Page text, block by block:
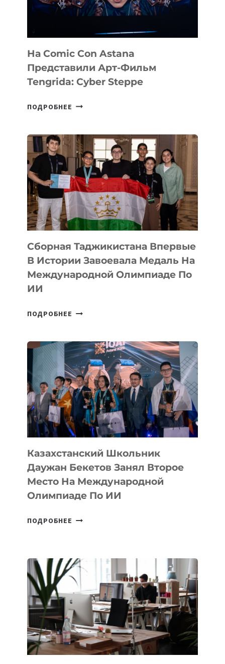
На Comic Con Astana
Представили Арт-Фильм
Tengrida: Cyber Steppe
ПОДРОБНЕЕ НА
ASTANA
ПРЕДСТАВИЛИ
АРТ-
ФИЛЬМ
TENGRIDA:
CYBER
STEPPE
Сборная Таджикистана Впервые
В Истории Завоевала Медаль На
Международной Олимпиаде По
ИИ
ПОДРОБНЕЕ СБОРНАЯ
В
ИСТОРИИ
ЗАВОЕВАЛА
МЕДАЛЬ
НА
МЕЖДУНАРОДНОЙ
ОЛИМПИАДЕ
ПО
ИИ
Казахстанский Школьник
Даужан Бекетов Занял Второе
Место На Международной
Олимпиаде По ИИ
ПОДРОБНЕЕ КАЗАХСТАНСКИЙ
ЗАНЯЛ
ВТОРОЕ
МЕСТО
НА
МЕЖДУНАРОДНОЙ
ОЛИМПИАДЕ
ПО
ИИ